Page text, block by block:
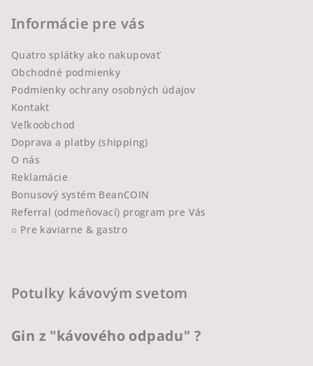
Informácie pre vás
Quatro splátky ako nakupovať
Obchodné podmienky
Podmienky ochrany osobných údajov
Kontakt
Veľkoobchod
Doprava a platby (shipping)
O nás
Reklamácie
Bonusový systém BeanCOIN
Referral (odmeňovací) program pre Vás
○ Pre kaviarne & gastro
Potulky kávovým svetom
Gin z "kávového odpadu" ?